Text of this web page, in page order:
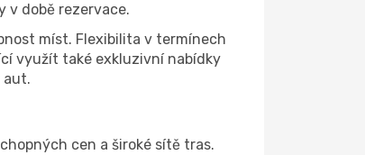
v době rezervace.
míst. Flexibilita v termínech
využít také exkluzivní nabídky
aut.
cen a široké sítě tras.